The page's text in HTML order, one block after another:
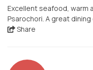
Excellent seafood, warm
Psarochori. A great
Share